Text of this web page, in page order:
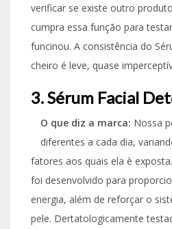
verificar se existe outro
cumpra essa função para
funcinou. A consistência do
cheiro é leve, quase
3. Sérum Facial
O que diz a marca: Nossa
diferentes a cada dia,
fatores aos quais ela è
foi desenvolvido para
energia, além de reforçar o
pele. Dertatologicamente